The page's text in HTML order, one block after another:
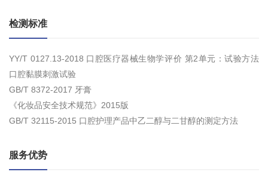
检测标准
YY/T 0127.13-2018 口腔医疗器械生物学评价 第2单元：试验方法
口腔黏膜刺激试验
GB/T 8372-2017 牙膏
《化妆品安全技术规范》2015版
GB/T 32115-2015 口腔护理产品中乙二醇与二甘醇的测定方法
服务优势